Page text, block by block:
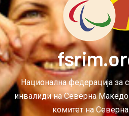
Национална федерација за
инвалиди на Северна
комитет на Северна